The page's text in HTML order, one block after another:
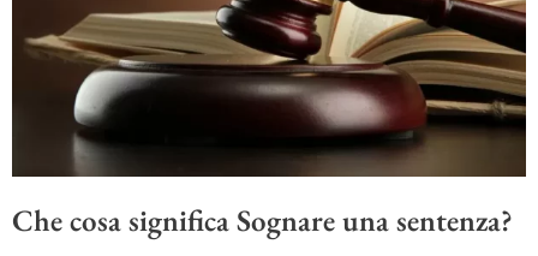
Che cosa significa Sognare una sentenza?